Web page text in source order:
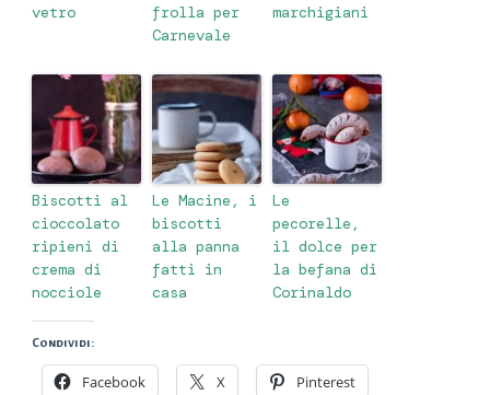
vetro
frolla per
Carnevale
marchigiani
Biscotti al
cioccolato
ripieni di
crema di
nocciole
Le Macine, i
biscotti
alla panna
fatti in
casa
Le
pecorelle,
il dolce per
la befana di
Corinaldo
Condividi:
Facebook X Pinterest